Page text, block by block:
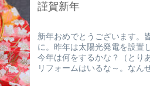
謹賀新年
新年おめでとうございます。
に。昨年は太陽光発電を設置
今年は何をするかな？（とり
リフォームはいるな～。なん